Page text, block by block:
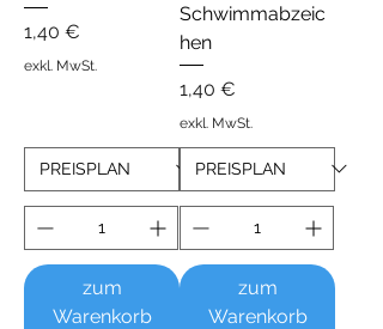
Preis
1,40 €
exkl. MwSt.
zum
Warenkorb
Schwimmabzeic
hen
Preis
1,40 €
exkl. MwSt.
zum
Warenkorb